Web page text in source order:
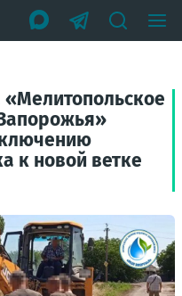
к новой ветке